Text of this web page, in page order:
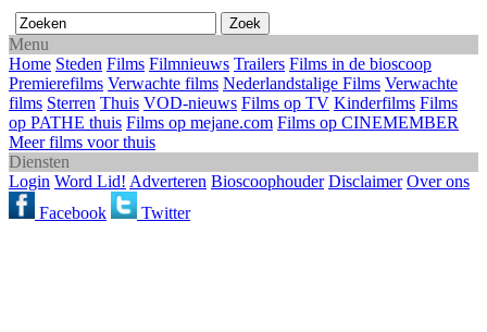
Menu
Home Steden Films Filmnieuws Trailers Films in de bioscoop
Premierefilms Verwachte films Nederlandstalige Films Verwachte
films Sterren Thuis VOD-nieuws Films op TV Kinderfilms Films
op PATHE thuis Films op mejane.com Films op CINEMEMBER
Meer films voor thuis
Diensten
Login Word Lid! Adverteren Bioscoophouder Disclaimer Over ons
Facebook
Twitter